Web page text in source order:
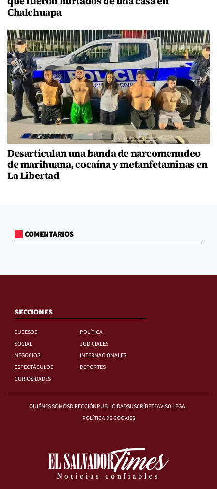
Chalchuapa
Desarticulan una banda de narcomenudeo
de marihuana, cocaína y metanfetaminas en
La Libertad
COMENTARIOS
SECCIONES
SUCESOS
POLÍTICA
SOCIAL
JUDICIALES
NEGOCIOS
INTERNACIONALES
ESPECTÁCULOS
DEPORTES
CURIOSIDADES
QUIÉNES SOMOSDIRECCIÓNPUBLICIDADSUSCRÍBETEAVISO LEGAL
POLÍTICA DE COOKIES